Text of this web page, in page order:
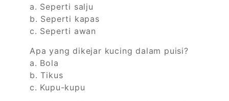
a. Seperti salju
b. Seperti kapas
c. Seperti awan
Apa yang dikejar kucing dalam puisi?
a. Bola
b. Tikus
c. Kupu-kupu